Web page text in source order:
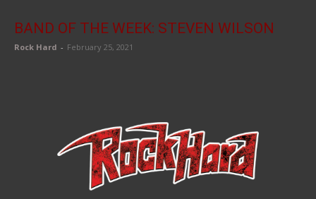
BAND OF THE WEEK: STEVEN WILSON
Rock Hard - February 25, 2021